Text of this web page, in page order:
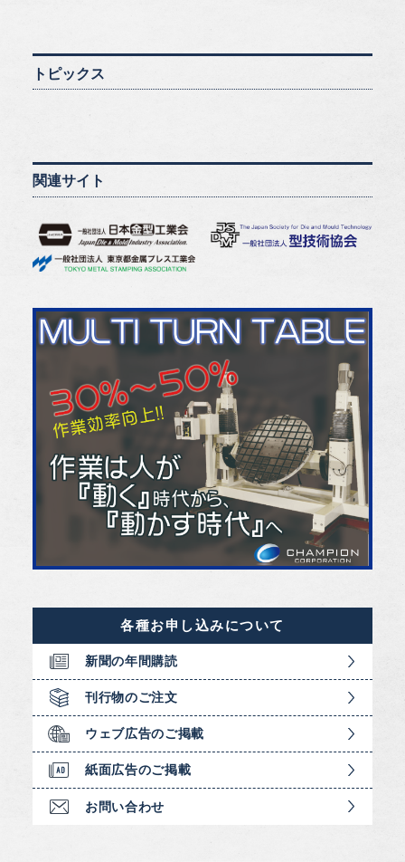
トピックス
関連サイト
各種お申し込みについて
新聞の年間購読
刊行物のご注文
ウェブ広告のご掲載
紙面広告のご掲載
お問い合わせ